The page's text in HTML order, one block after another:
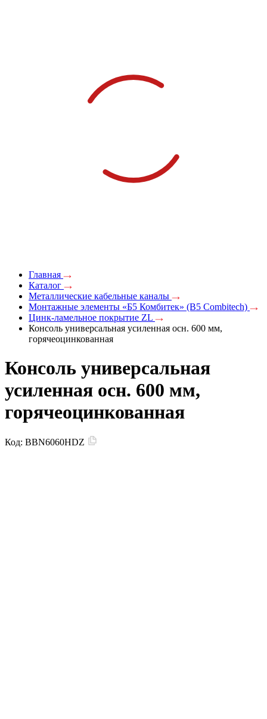
Главная
Каталог
Металлические кабельные каналы
Монтажные элементы «Б5 Комбитек» (B5 Combitech)
Цинк-ламельное покрытие ZL
Консоль универсальная усиленная осн. 600 мм,
горячеоцинкованная
Консоль универсальная
усиленная осн. 600 мм,
горячеоцинкованная
Код: BBN6060HDZ